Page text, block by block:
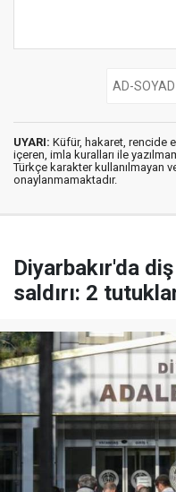
UYARI: Küfür, hakaret, rencide
içeren, imla kuralları ile
Türkçe karakter kullanılmayan
onaylanmamaktadır.
Diyarbakır'da
saldırı: 2